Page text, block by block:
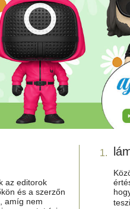
az editorok
és a szerzőn
amíg nem
1.